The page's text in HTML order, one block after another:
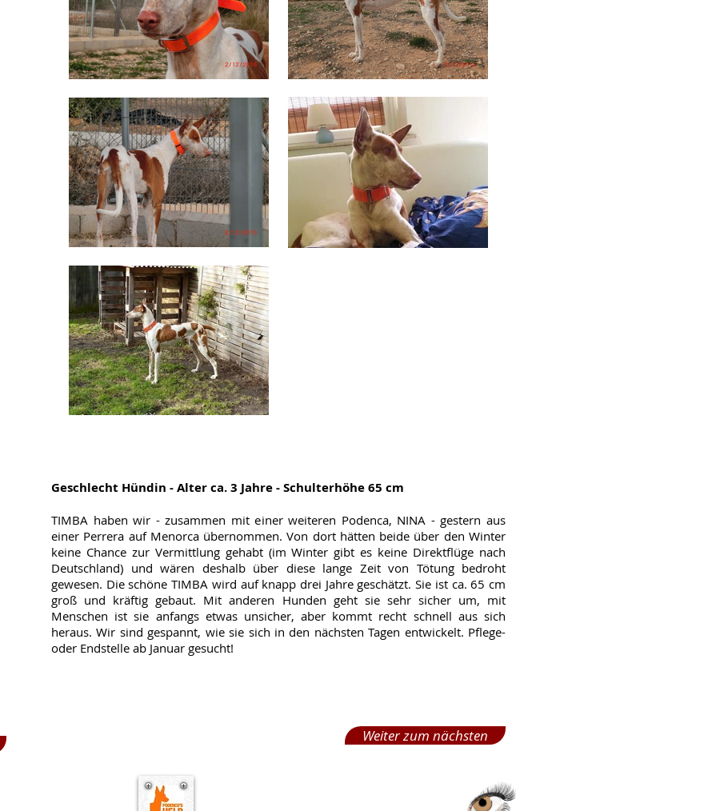
Geschlecht Hündin - Alter ca. 3 Jahre - Schulterhöhe 65 cm
TIMBA haben wir - zusammen mit einer weiteren Podenca, NINA - gestern aus
einer Perrera auf Menorca übernommen. Von dort hätten beide über den Winter
keine Chance zur Vermittlung gehabt (im Winter gibt es keine Direktflüge nach
Deutschland) und wären deshalb über diese lange Zeit von Tötung bedroht
gewesen. Die schöne TIMBA wird auf knapp drei Jahre geschätzt. Sie ist ca. 65 cm
groß und kräftig gebaut. Mit anderen Hunden geht sie sehr sicher um, mit
Menschen ist sie anfangs etwas unsicher, aber kommt recht schnell aus sich
heraus. Wir sind gespannt, wie sie sich in den nächsten Tagen entwickelt. Pflege-
oder Endstelle ab Januar gesucht!
Weiter zum nächsten